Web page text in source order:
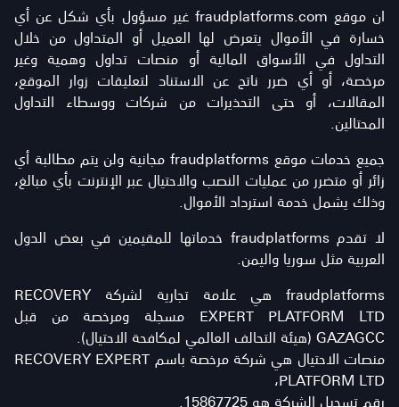
ان موقع fraudplatforms.com غير مسؤول بأي شكل عن أي
خسارة في الأموال يتعرض لها العميل أو المتداول من خلال
التداول في الأسواق المالية أو منصات تداول وهمية وغير
مرخصة، أو أي ضرر ناتج عن الاستناد لتعليقات زوار الموقع،
المقالات، أو حتى التحذيرات من شركات ووسطاء التداول
المحتالين.
جميع خدمات موقع fraudplatforms مجانية ولن يتم مطالبة أي
زائر أو متضرر من عمليات النصب والاحتيال عبر الإنترنت بأي مبالغ،
وذلك يشمل خدمة استرداد الأموال.
لا تقدم fraudplatforms خدماتها للمقيمين في بعض الدول
العربية مثل سوريا واليمن.
fraudplatforms هي علامة تجارية لشركة RECOVERY
EXPERT PLATFORM LTD مسجلة ومرخصة من قبل
GAZAGCC (هيئة التحالف العالمي لمكافحة الاحتيال).
منصات الاحتيال هي شركة مرخصة باسم RECOVERY EXPERT
PLATFORM LTD،
رقم تسجيل الشركة هو 15867725.